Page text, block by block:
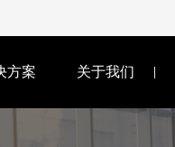
方案 关于我们